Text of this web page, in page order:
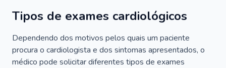
Tipos de exames cardiológicos
Dependendo dos motivos pelos quais um paciente
procura o cardiologista e dos sintomas apresentados, o
médico pode solicitar diferentes tipos de exames